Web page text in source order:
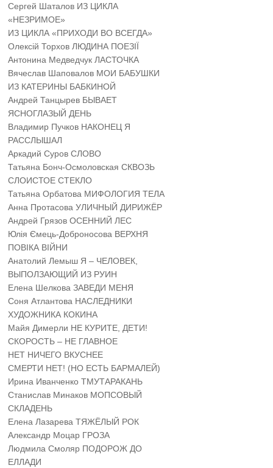
Сергей Шаталов ИЗ ЦИКЛА
«НЕЗРИМОЕ»
ИЗ ЦИКЛА «ПРИХОДИ ВО ВСЕГДА»
Олексій Торхов ЛЮДИНА ПОЕЗІЇ
Антонина Медведчук ЛАСТОЧКА
Вячеслав Шаповалов МОИ БАБУШКИ
ИЗ КАТЕРИНЫ БАБКИНОЙ
Андрей Танцырев БЫВАЕТ
ЯСНОГЛАЗЫЙ ДЕНЬ
Владимир Пучков НАКОНЕЦ Я
РАССЛЫШАЛ
Аркадий Суров СЛОВО
Татьяна Бонч-Осмоловская СКВОЗЬ
СЛОИСТОЕ СТЕКЛО
Татьяна Орбатова МИФОЛОГИЯ ТЕЛА
Анна Протасова УЛИЧНЫЙ ДИРИЖЁР
Андрей Грязов ОСЕННИЙ ЛЕС
Юлія Ємець-Доброносова ВЕРХНЯ
ПОВІКА ВІЙНИ
Анатолий Лемыш Я – ЧЕЛОВЕК,
ВЫПОЛЗАЮЩИЙ ИЗ РУИН
Елена Шелкова ЗАВЕДИ МЕНЯ
Соня Атлантова НАСЛЕДНИКИ
ХУДОЖНИКА КОКИНА
Майя Димерли НЕ КУРИТЕ, ДЕТИ!
СКОРОСТЬ – НЕ ГЛАВНОЕ
НЕТ НИЧЕГО ВКУСНЕЕ
СМЕРТИ НЕТ! (НО ЕСТЬ БАРМАЛЕЙ)
Ирина Иванченко ТМУТАРАКАНЬ
Станислав Минаков МОПСОВЫЙ
СКЛАДЕНЬ
Елена Лазарева ТЯЖЁЛЫЙ РОК
Александр Моцар ГРОЗА
Людмила Смоляр ПОДОРОЖ ДО
ЕЛЛАДИ